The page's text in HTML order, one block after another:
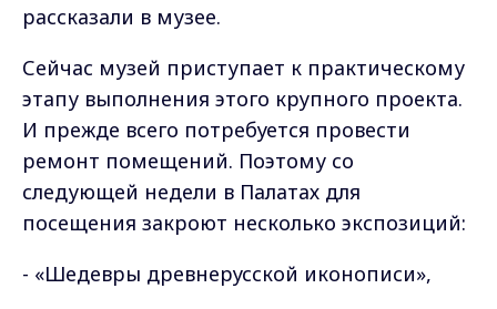
рассказали в музее.
Сейчас музей приступает к практическому
этапу выполнения этого крупного проекта.
И прежде всего потребуется провести
ремонт помещений. Поэтому со
следующей недели в Палатах для
посещения закроют несколько экспозиций:
- «Шедевры древнерусской иконописи»,